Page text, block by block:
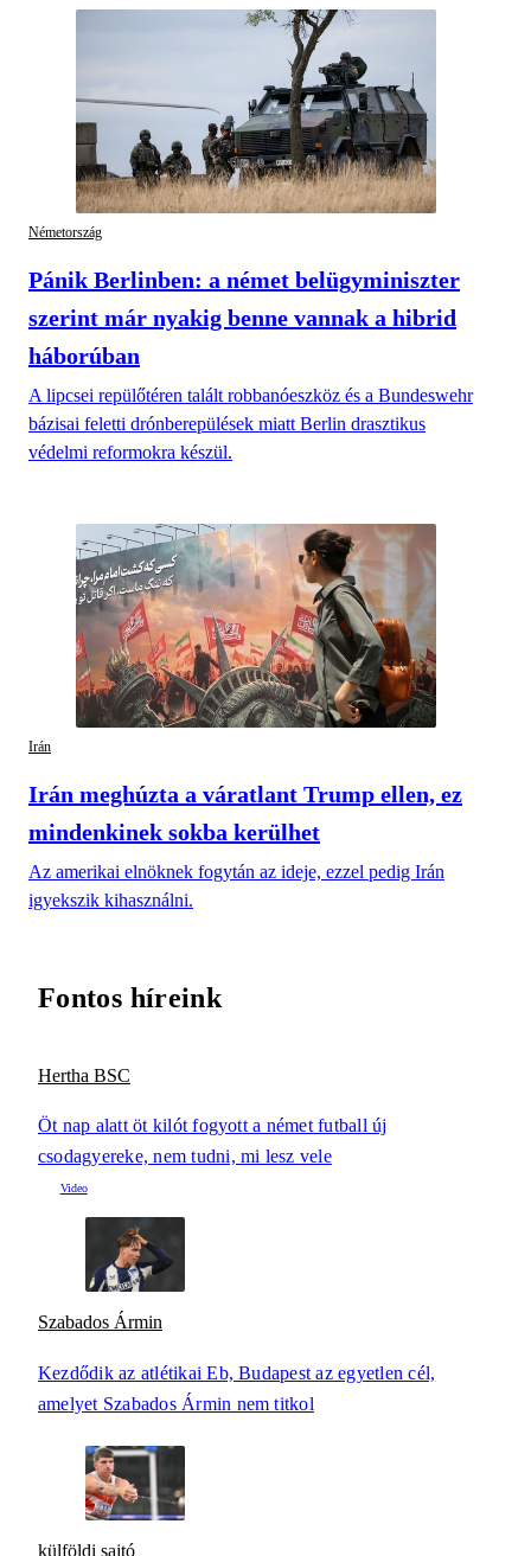
Németország
Pánik Berlinben: a német belügyminiszter
szerint már nyakig benne vannak a hibrid
háborúban
A lipcsei repülőtéren talált robbanóeszköz és a Bundeswehr
bázisai feletti drónberepülések miatt Berlin drasztikus
védelmi reformokra készül.
Irán
Irán meghúzta a váratlant Trump ellen, ez
mindenkinek sokba kerülhet
Az amerikai elnöknek fogytán az ideje, ezzel pedig Irán
igyekszik kihasználni.
Fontos híreink
Hertha BSC
Öt nap alatt öt kilót fogyott a német futball új
csodagyereke, nem tudni, mi lesz vele
Szabados Ármin
Kezdődik az atlétikai Eb, Budapest az egyetlen cél,
amelyet Szabados Ármin nem titkol
külföldi sajtó